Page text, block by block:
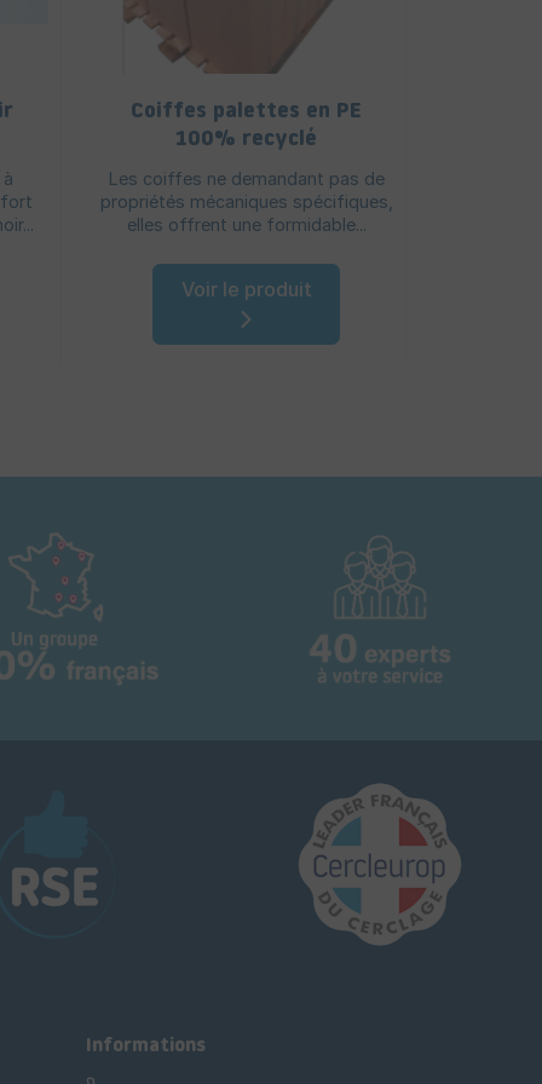
Coiffes palettes en PE
100% recyclé
Les coiffes ne demandant pas de
propriétés mécaniques spécifiques,
elles offrent une formidable...
Voir le produit
Informations